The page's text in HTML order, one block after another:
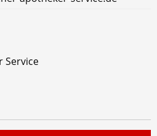
Service